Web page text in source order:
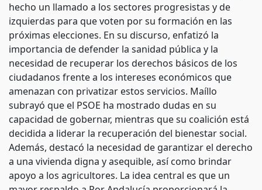
hecho un llamado a los sectores progresistas y de
izquierdas para que voten por su formación en las
próximas elecciones. En su discurso, enfatizó la
importancia de defender la sanidad pública y la
necesidad de recuperar los derechos básicos de los
ciudadanos frente a los intereses económicos que
amenazan con privatizar estos servicios. Maíllo
subrayó que el PSOE ha mostrado dudas en su
capacidad de gobernar, mientras que su coalición está
decidida a liderar la recuperación del bienestar social.
Además, destacó la necesidad de garantizar el derecho
a una vivienda digna y asequible, así como brindar
apoyo a los agricultores. La idea central es que un